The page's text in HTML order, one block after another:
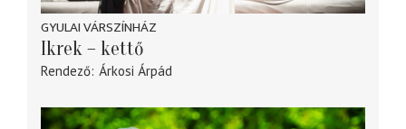
GYULAI VÁRSZÍNHÁZ
Ikrek – kettő
Rendező Árkosi Árpád